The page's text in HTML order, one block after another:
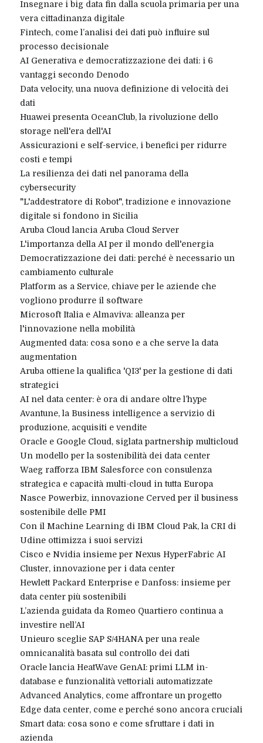
Insegnare i big data fin dalla scuola primaria per una
vera cittadinanza digitale
Fintech, come l’analisi dei dati può influire sul
processo decisionale
AI Generativa e democratizzazione dei dati: i 6
vantaggi secondo Denodo
Data velocity, una nuova definizione di velocità dei
dati
Huawei presenta OceanClub, la rivoluzione dello
storage nell'era dell'AI
Assicurazioni e self-service, i benefici per ridurre
costi e tempi
La resilienza dei dati nel panorama della
cybersecurity
"L'addestratore di Robot", tradizione e innovazione
digitale si fondono in Sicilia
Aruba Cloud lancia Aruba Cloud Server
L'importanza della AI per il mondo dell'energia
Democratizzazione dei dati: perché è necessario un
cambiamento culturale
Platform as a Service, chiave per le aziende che
vogliono produrre il software
Microsoft Italia e Almaviva: alleanza per
l'innovazione nella mobilità
Augmented data: cosa sono e a che serve la data
augmentation
Aruba ottiene la qualifica 'QI3' per la gestione di dati
strategici
AI nel data center: è ora di andare oltre l’hype
Avantune, la Business intelligence a servizio di
produzione, acquisiti e vendite
Oracle e Google Cloud, siglata partnership multicloud
Un modello per la sostenibilità dei data center
Waeg rafforza IBM Salesforce con consulenza
strategica e capacità multi-cloud in tutta Europa
Nasce Powerbiz, innovazione Cerved per il business
sostenibile delle PMI
Con il Machine Learning di IBM Cloud Pak, la CRI di
Udine ottimizza i suoi servizi
Cisco e Nvidia insieme per Nexus HyperFabric AI
Cluster, innovazione per i data center
Hewlett Packard Enterprise e Danfoss: insieme per
data center più sostenibili
L’azienda guidata da Romeo Quartiero continua a
investire nell’AI
Unieuro sceglie SAP S/4HANA per una reale
omnicanalità basata sul controllo dei dati
Oracle lancia HeatWave GenAI: primi LLM in-
database e funzionalità vettoriali automatizzate
Advanced Analytics, come affrontare un progetto
Edge data center, come e perché sono ancora cruciali
Smart data: cosa sono e come sfruttare i dati in
azienda